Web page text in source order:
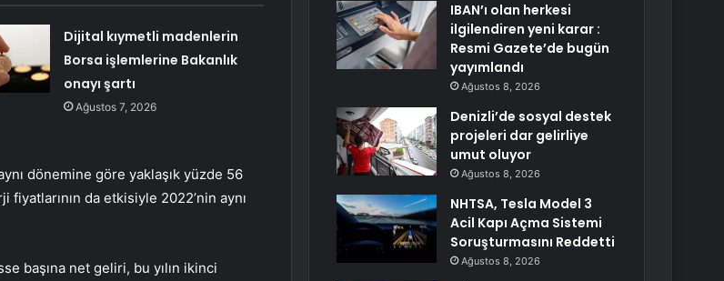
Dijital kıymetli madenlerin
Borsa işlemlerine Bakanlık
onayı şartı
Ağustos 7, 2026
dönemine göre yaklaşık yüzde 56
da etkisiyle 2022’nin aynı
başına net geliri, bu yılın ikinci
IBAN’ı olan herkesi
ilgilendiren yeni karar :
Resmi Gazete’de bugün
yayımlandı
Ağustos 8, 2026
Denizli’de sosyal destek
projeleri dar gelirliye
umut oluyor
Ağustos 8, 2026
NHTSA, Tesla Model 3
Acil Kapı Açma Sistemi
Soruşturmasını Reddetti
Ağustos 8, 2026